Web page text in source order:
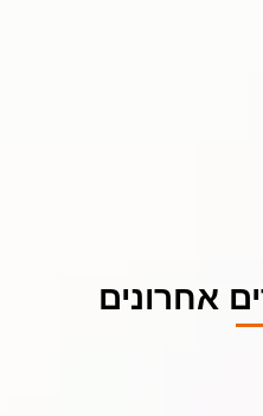
אחרונים